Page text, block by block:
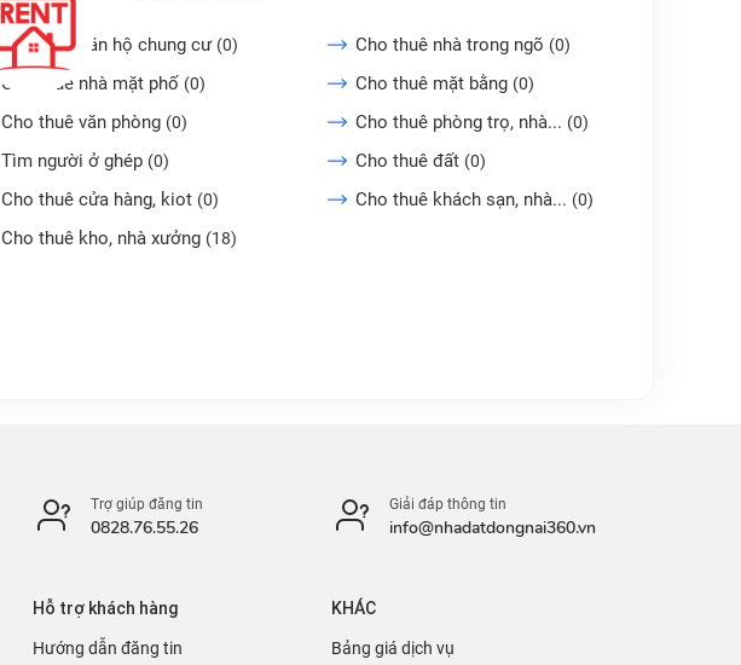
Cho thuê căn hộ chung cư (0) Cho thuê nhà trong ngõ (0)
Cho thuê nhà mặt phố (0) Cho thuê mặt bằng (0)
Cho thuê văn phòng (0) Cho thuê phòng trọ, nhà... (0)
Tìm người ở ghép (0) Cho thuê đất (0)
Cho thuê cửa hàng, kiot (0) Cho thuê khách sạn, nhà... (0)
Cho thuê kho, nhà xưởng (18)
Trợ giúp đăng tin
0828.76.55.26
Giải đáp thông tin
info@nhadatdongnai360.vn
Hỗ trợ khách hàng
Hướng dẫn đăng tin
KHÁC
Bảng giá dịch vụ